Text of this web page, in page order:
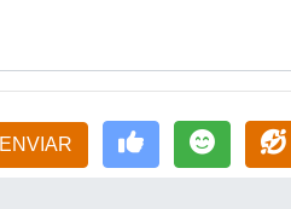
ENVIAR